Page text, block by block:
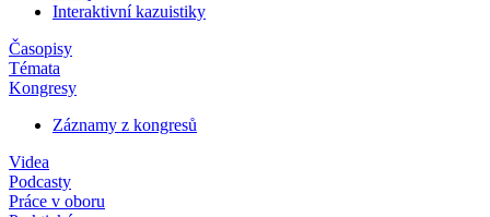
Interaktivní kazuistiky
Časopisy
Témata
Kongresy
Záznamy z kongresů
Videa
Podcasty
Práce v oboru